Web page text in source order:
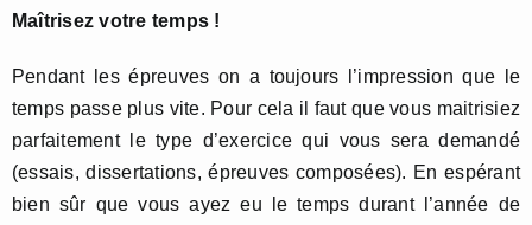
Maîtrisez votre temps !
Pendant les épreuves on a toujours l’impression que le
temps passe plus vite. Pour cela il faut que vous maitrisiez
parfaitement le type d’exercice qui vous sera demandé
(essais, dissertations, épreuves composées). En espérant
bien sûr que vous ayez eu le temps durant l’année de